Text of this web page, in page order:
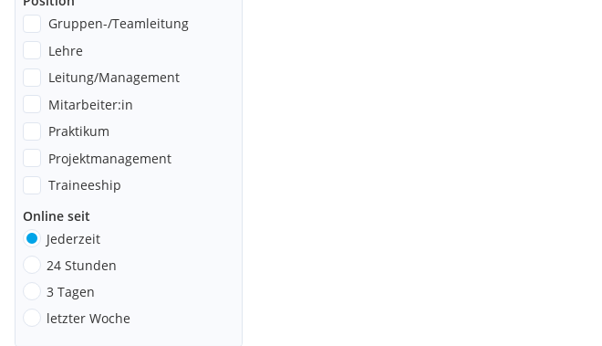
Gruppen-/Teamleitung
Lehre
Leitung/Management
Mitarbeiter:in
Praktikum
Projektmanagement
Traineeship
Online seit
Jederzeit
24 Stunden
3 Tagen
letzter Woche